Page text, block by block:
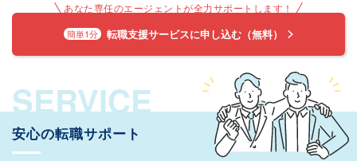
あなた専任のエージェントが全力サポートします！
簡単1分 転職支援サービスに申し込む（無料）
SERVICE
安心の転職サポート